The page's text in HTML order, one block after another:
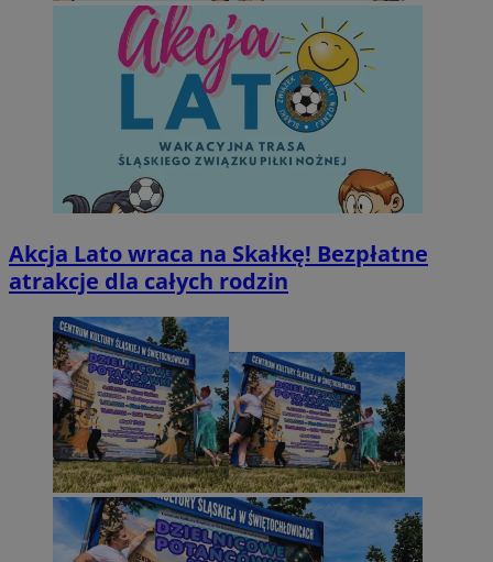
Akcja Lato wraca na Skałkę! Bezpłatne
atrakcje dla całych rodzin